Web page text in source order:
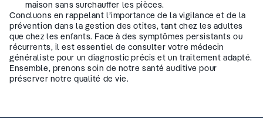
maison sans surchauffer les pièces.
Concluons en rappelant l’importance de la vigilance et de la
prévention dans la gestion des otites, tant chez les adultes
que chez les enfants. Face à des symptômes persistants ou
récurrents, il est essentiel de consulter votre médecin
généraliste pour un diagnostic précis et un traitement adapté.
Ensemble, prenons soin de notre santé auditive pour
préserver notre qualité de vie.